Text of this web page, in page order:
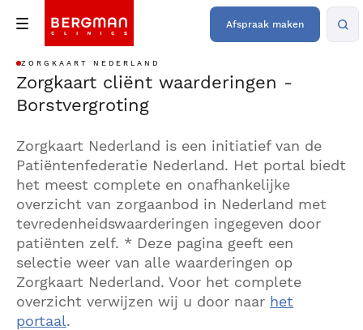
Afspraak maken
ZORGKAART NEDERLAND
Zorgkaart cliënt waarderingen -
Borstvergroting
Zorgkaart Nederland is een initiatief van de
Patiëntenfederatie Nederland. Het portal biedt
het meest complete en onafhankelijke
overzicht van zorgaanbod in Nederland met
tevredenheidswaarderingen ingegeven door
patiënten zelf. * Deze pagina geeft een
selectie weer van alle waarderingen op
Zorgkaart Nederland. Voor het complete
overzicht verwijzen wij u door naar het
portaal.